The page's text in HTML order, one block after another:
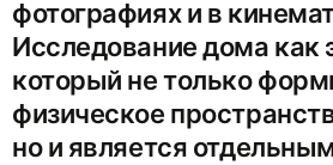
фотографиях и в
Исследование дома как
который не только
физическое
но и является